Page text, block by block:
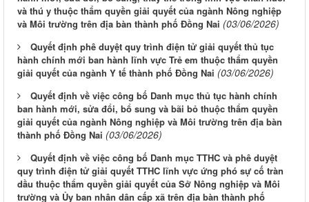
và thú y thuộc thẩm quyền giải quyết của ngành Nông nghiệp
và Môi trường trên địa bàn thành phố Đồng Nai (03/06/2026)
Quyết định phê duyệt quy trình điện tử giải quyết thủ tục
hành chính mới ban hành lĩnh vực Trẻ em thuộc thẩm quyền
giải quyết của ngành Y tế thành phố Đồng Nai (03/06/2026)
Quyết định về việc công bố Danh mục thủ tục hành chính
ban hành mới, sửa đổi, bổ sung và bãi bỏ thuộc thẩm quyền
giải quyết của ngành Nông nghiệp và Môi trường trên địa bàn
thành phố Đồng Nai (03/06/2026)
Quyết định về việc công bố Danh mục TTHC và phê duyệt
quy trình điện tử giải quyết TTHC lĩnh vực ứng phó sự cố tràn
dầu thuộc thẩm quyền giải quyết của Sở Nông nghiệp và Môi
trường và Ủy ban nhân dân cấp xã trên địa bàn thành phố